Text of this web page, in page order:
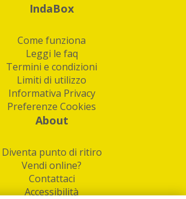
IndaBox
Come funziona
Leggi le faq
Termini e condizioni
Limiti di utilizzo
Informativa Privacy
Preferenze Cookies
About
Diventa punto di ritiro
Vendi online?
Contattaci
Accessibilità